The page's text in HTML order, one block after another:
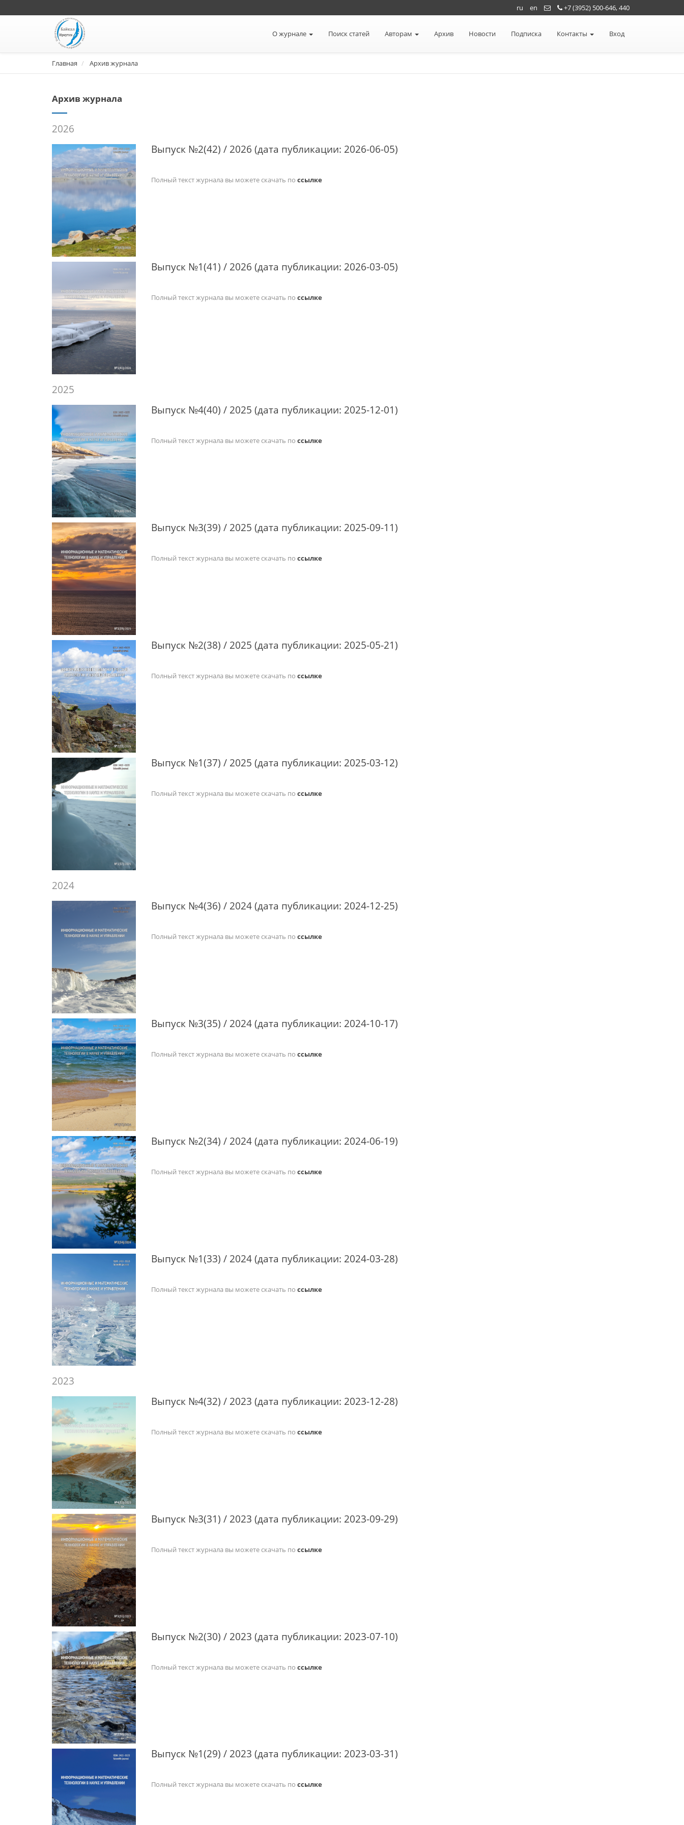
ru en +7 (3952) 500-646, 440
О журнале Поиск статей Авторам Архив Новости Подписка Контакты Вход
Главная Архив журнала
Архив журнала
2026
Выпуск №2(42) / 2026 (дата публикации: 2026-06-05)
Полный текст журнала вы можете скачать по ссылке
Выпуск №1(41) / 2026 (дата публикации: 2026-03-05)
Полный текст журнала вы можете скачать по ссылке
2025
Выпуск №4(40) / 2025 (дата публикации: 2025-12-01)
Полный текст журнала вы можете скачать по ссылке
Выпуск №3(39) / 2025 (дата публикации: 2025-09-11)
Полный текст журнала вы можете скачать по ссылке
Выпуск №2(38) / 2025 (дата публикации: 2025-05-21)
Полный текст журнала вы можете скачать по ссылке
Выпуск №1(37) / 2025 (дата публикации: 2025-03-12)
Полный текст журнала вы можете скачать по ссылке
2024
Выпуск №4(36) / 2024 (дата публикации: 2024-12-25)
Полный текст журнала вы можете скачать по ссылке
Выпуск №3(35) / 2024 (дата публикации: 2024-10-17)
Полный текст журнала вы можете скачать по ссылке
Выпуск №2(34) / 2024 (дата публикации: 2024-06-19)
Полный текст журнала вы можете скачать по ссылке
Выпуск №1(33) / 2024 (дата публикации: 2024-03-28)
Полный текст журнала вы можете скачать по ссылке
2023
Выпуск №4(32) / 2023 (дата публикации: 2023-12-28)
Полный текст журнала вы можете скачать по ссылке
Выпуск №3(31) / 2023 (дата публикации: 2023-09-29)
Полный текст журнала вы можете скачать по ссылке
Выпуск №2(30) / 2023 (дата публикации: 2023-07-10)
Полный текст журнала вы можете скачать по ссылке
Выпуск №1(29) / 2023 (дата публикации: 2023-03-31)
Полный текст журнала вы можете скачать по ссылке